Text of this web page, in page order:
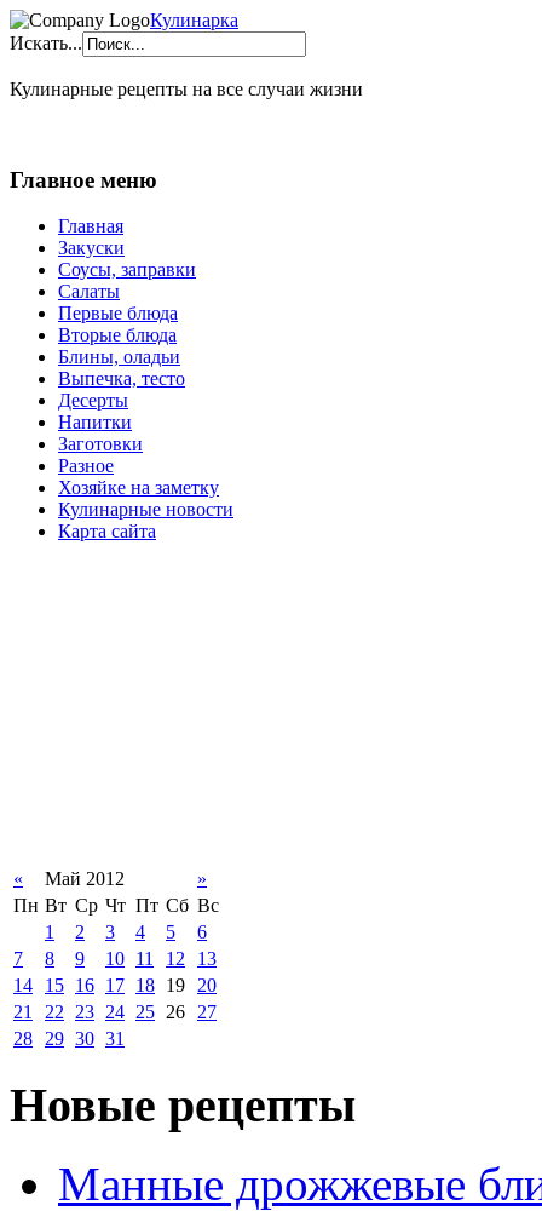
Кулинарка
Искать...
Кулинарные рецепты на все случаи жизни
Главное меню
Главная
Закуски
Соусы, заправки
Салаты
Первые блюда
Вторые блюда
Блины, оладьи
Выпечка, тесто
Десерты
Напитки
Заготовки
Разное
Хозяйке на заметку
Кулинарные новости
Карта сайта
« Май 2012
»
Пн Вт Ср Чт Пт Сб Вс
1
2 3 4 5
6
7
8 9 10 11 12
13
14
15 16 17 18 19 20
21
22 23 24 25 26 27
28 29 30 31
Новые рецепты
Манные дрожжевые